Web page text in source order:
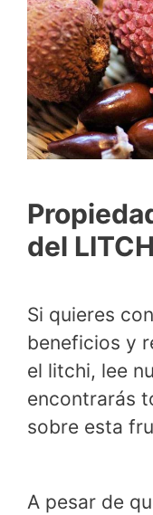
del
Si quieres
beneficios y
el litchi, lee
encontrarás
sobre esta
A pesar de